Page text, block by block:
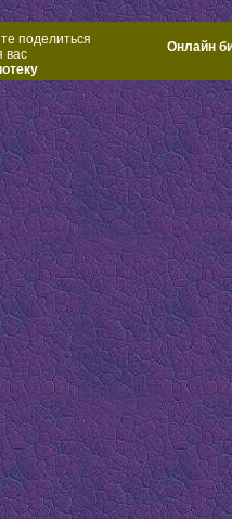
поделиться
вас
Онлайн